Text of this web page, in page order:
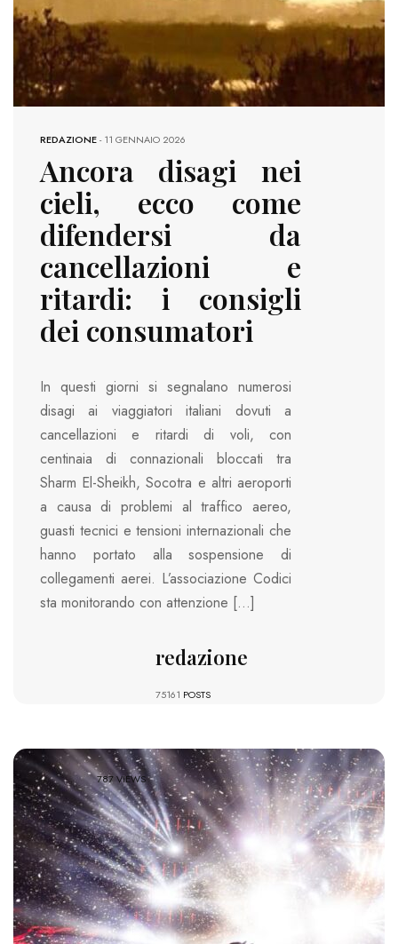
REDAZIONE-11 GENNAIO 2026
Ancora disagi nei
cieli, ecco come
difendersi da
cancellazioni e
ritardi: i consigli
dei consumatori
In questi giorni si segnalano numerosi
disagi ai viaggiatori italiani dovuti a
cancellazioni e ritardi di voli, con
centinaia di connazionali bloccati tra
Sharm El-Sheikh, Socotra e altri aeroporti
a causa di problemi al traffico aereo,
guasti tecnici e tensioni internazionali che
hanno portato alla sospensione di
collegamenti aerei. L’associazione Codici
sta monitorando con attenzione […]
redazione
75161 POSTS
787 VIEWS